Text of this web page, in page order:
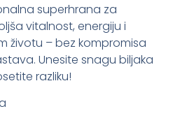
superhrana za
vitalnost, energiju i
životu – bez kompromisa
Unesite snagu biljaka
razliku!